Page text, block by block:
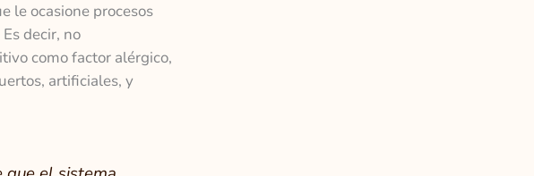
le ocasione procesos
decir, no
como factor alérgico,
artificiales, y